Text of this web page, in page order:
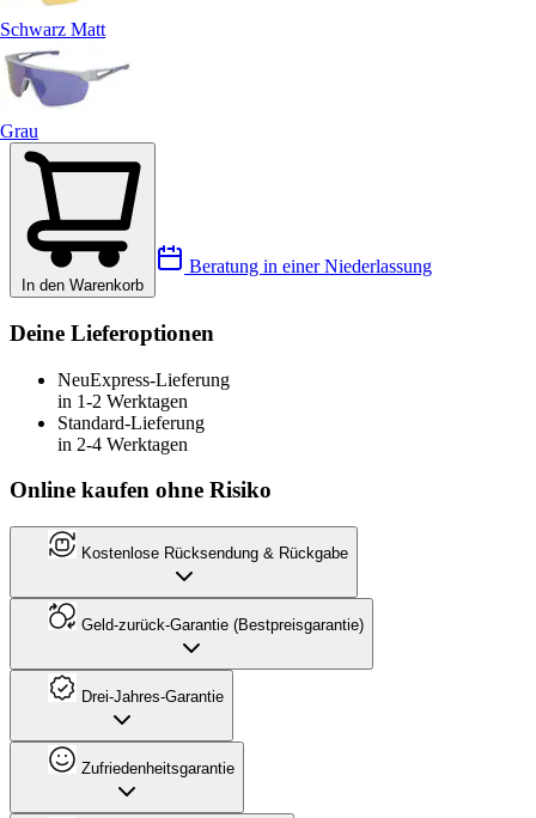
Schwarz Matt
Grau
In den Warenkorb
Beratung in einer Niederlassung
Deine Lieferoptionen
NeuExpress-Lieferung
in 1-2 Werktagen
Standard-Lieferung
in 2-4 Werktagen
Online kaufen ohne Risiko
Kostenlose Rücksendung & Rückgabe
Geld-zurück-Garantie (Bestpreisgarantie)
Drei-Jahres-Garantie
Zufriedenheitsgarantie